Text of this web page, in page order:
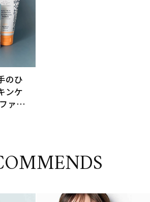
のひ
ンケ
ァン
間